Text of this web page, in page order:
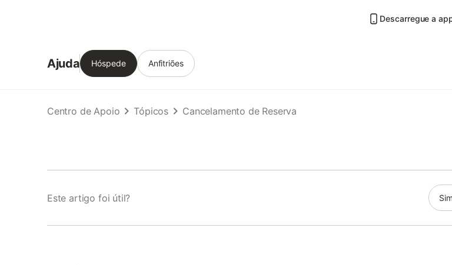
Descarregue a
Ajuda Hóspede Anfitriões
Centro de Apoio Tópicos Cancelamento de Reserva
Este artigo foi útil? Sim